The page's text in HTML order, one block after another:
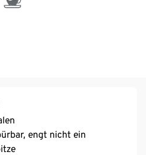
engt nicht ein